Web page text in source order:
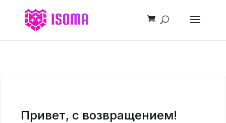
Привет, с возвращением!